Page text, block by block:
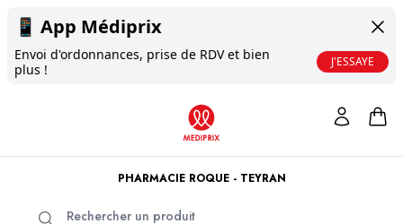
📱 App Médiprix
Envoi d'ordonnances, prise de RDV et bien
plus !
J'ESSAYE
PHARMACIE ROQUE - TEYRAN